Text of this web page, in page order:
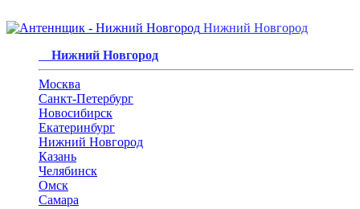
Нижний Новгород
Нижний Новгород
Москва
Санкт-Петербург
Новосибирск
Екатеринбург
Нижний Новгород
Казань
Челябинск
Омск
Самара